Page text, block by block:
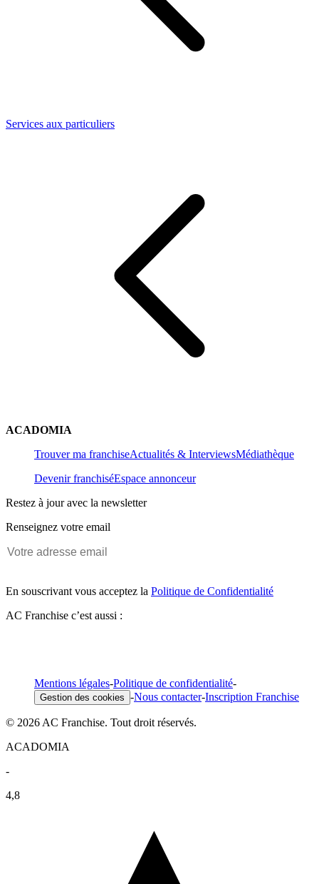
Services aux particuliers
ACADOMIA
Trouver ma franchiseActualités & InterviewsMédiathèque
Devenir franchiséEspace annonceur
Restez à jour avec la newsletter
Renseignez votre email
En souscrivant vous acceptez la Politique de Confidentialité
AC Franchise c’est aussi :
Mentions légales-Politique de confidentialité-
Gestion des cookies -Nous contacter-Inscription Franchise
© 2026 AC Franchise. Tout droit réservés.
ACADOMIA
-
4,8